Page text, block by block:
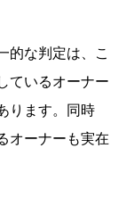
的な判定は、こ
ているオーナー
ります。同時
オーナーも実在